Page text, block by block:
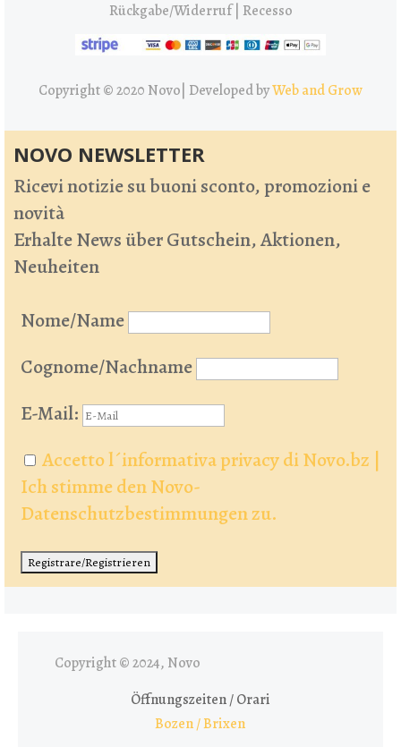
Rückgabe/Widerruf | Recesso
Copyright © 2020 Novo| Developed byWeb and Grow
NOVO NEWSLETTER
Ricevi notizie su buoni sconto, promozioni e
novità
Erhalte News über Gutschein, Aktionen,
Neuheiten
Nome/Name
Cognome/Nachname
E-Mail:
Accetto l´informativa privacy di Novo.bz |
Ich stimme den Novo-
Datenschutzbestimmungen zu.
Copyright © 2024, Novo
Öffnungszeiten / Orari
Bozen / Brixen